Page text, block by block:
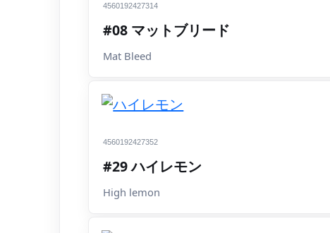
4560192427314
#08 マットブリード
Mat Bleed
4560192427352
#29 ハイレモン
High lemon